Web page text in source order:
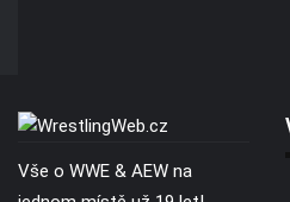
Vše o WWE & AEW na